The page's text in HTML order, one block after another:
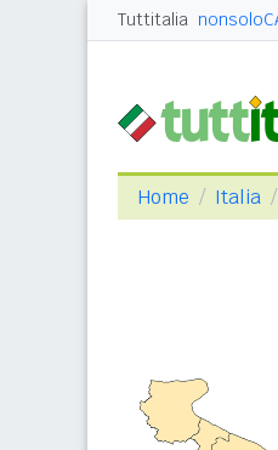
Tuttitalia
Home Italia